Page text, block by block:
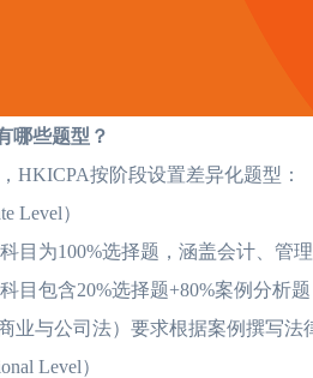
哪些题型？
按阶段设置差异化题型：
Level）
为100%选择题，涵盖会计、管理
包含20%选择题+80%案例分析题
与公司法）要求根据案例撰写法
Level）